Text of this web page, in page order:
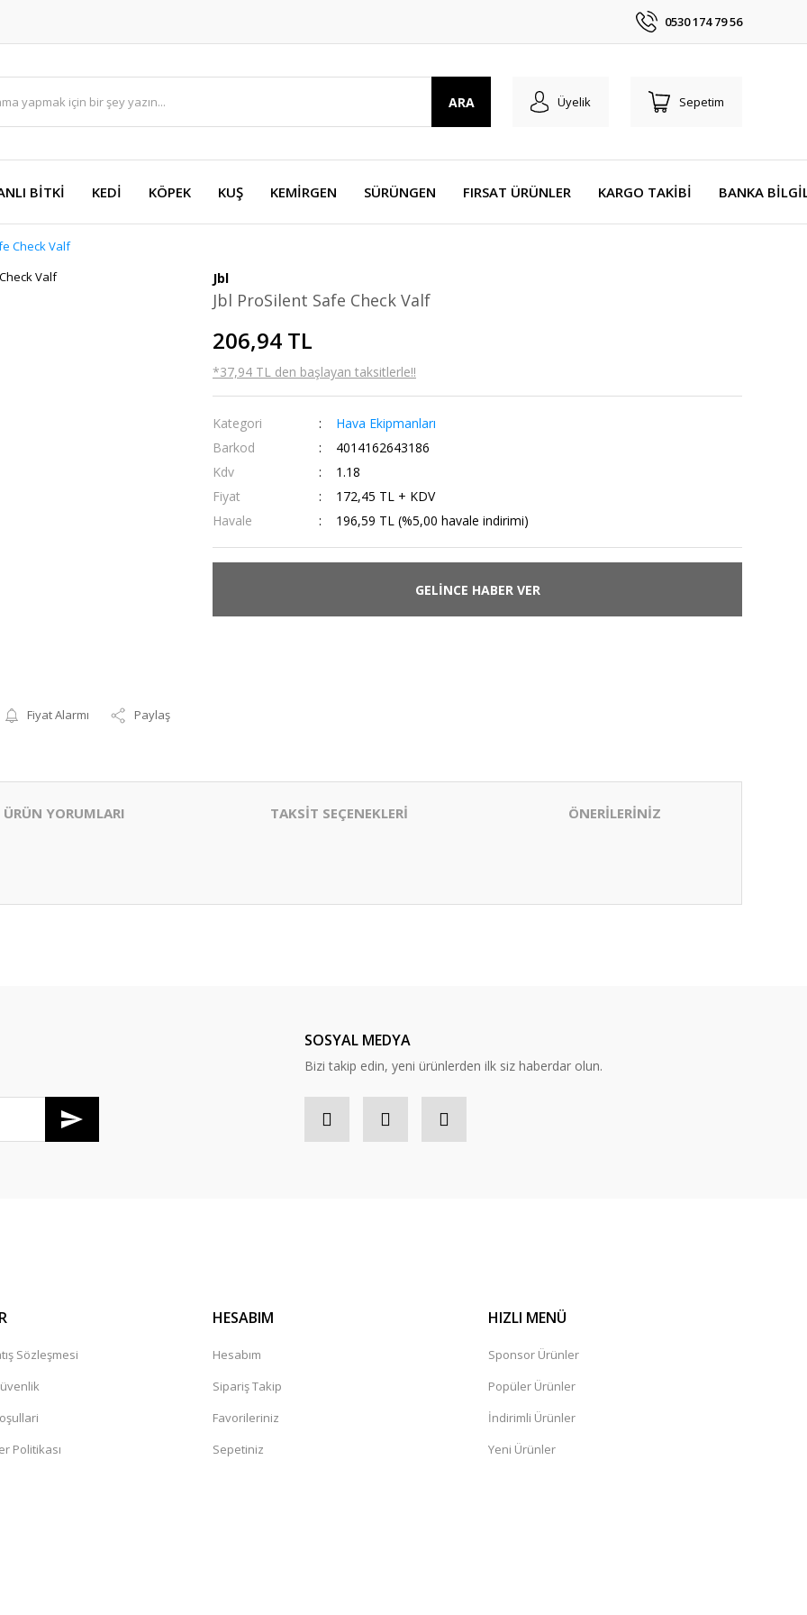
0530 174 79 56
ARA Üyelik Sepetim
BİTKİ KEDİ KÖPEK KUŞ KEMİRGEN SÜRÜNGEN FIRSAT ÜRÜNLER KARGO TAKİBİ BANKA
Check Valf
Fiyat Alarmı Paylaş
Jbl
Jbl ProSilent Safe Check Valf
206,94 TL
*37,94 TL den başlayan taksitlerle!!
Kategori
Hava Ekipmanları
Barkod
4014162643186
Kdv
1.18
Fiyat
172,45 TL + KDV
Havale
196,59 TL (%5,00 havale indirimi)
GELİNCE HABER VER
ÜRÜN YORUMLARI TAKSİT SEÇENEKLERİ ÖNERİLERİNİZ
SOSYAL MEDYA
Bizi takip edin, yeni ürünlerden ilk siz haberdar olun.
Sözleşmesi
Politikası
HESABIM
Hesabım
Sipariş Takip
Favorileriniz
Sepetiniz
HIZLI MENÜ
Sponsor Ürünler
Popüler Ürünler
İndirimli Ürünler
Yeni Ürünler